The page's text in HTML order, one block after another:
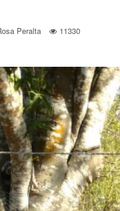
Peralta
11330